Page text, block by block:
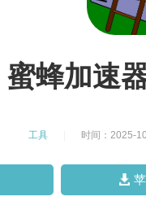
蜜蜂加速
工具 时间：2025-